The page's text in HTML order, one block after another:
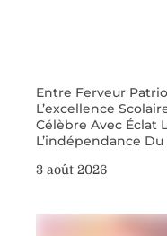
Entre Ferveur
L’excellence
Célèbre Avec Éclat
L’indépendance
3 août 2026